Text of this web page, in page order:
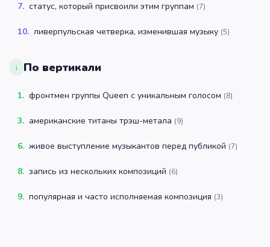
7. статус, который присвоили этим группам (7)
10. ливерпульская четверка, изменившая музыку (5)
↓ По вертикали
1. фронтмен группы Queen с уникальным голосом (8)
3. американские титаны трэш-метала (9)
6. живое выступление музыкантов перед публикой (7)
8. запись из нескольких композиций (6)
9. популярная и часто исполняемая композиция (3)